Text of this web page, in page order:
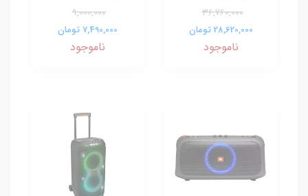
36,760,000
28,620,000 تومان
ناموجود
9,000,000
7,490,000 تومان
ناموجود